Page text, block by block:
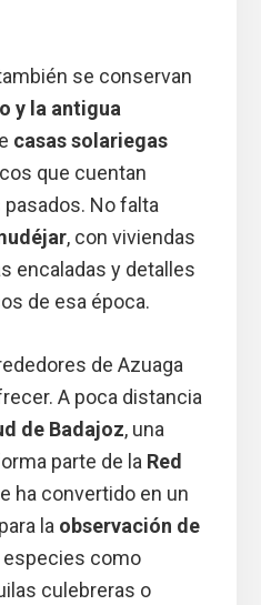
se conservan
y la antigua
casas solariegas
que cuentan
No falta
, con viviendas
encaladas y detalles
de esa época.
de Azuaga
A poca distancia
de Badajoz, una
parte de la Red
ha convertido en un
la observación de
especies como
culebreras o